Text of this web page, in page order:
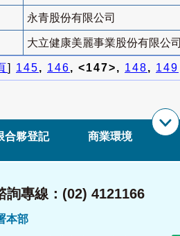
永青股份有限公司
大立健康美麗事業股份有限公司
] 145, 146, <147>, 148, 149
合夥登記 商業環境
詢專線：(02) 4121166
本部